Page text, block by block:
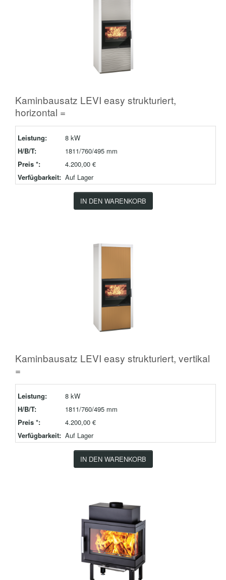
Kaminbausatz LEVI easy strukturiert,
horizontal =
Leistung:
8 kW
H/B/T:
1811/760/495 mm
Preis *:
4.200,00 €
Verfügbarkeit: Auf Lager
IN DEN WARENKORB
Kaminbausatz LEVI easy strukturiert, vertikal
=
Leistung:
8 kW
H/B/T:
1811/760/495 mm
Preis *:
4.200,00 €
Verfügbarkeit: Auf Lager
IN DEN WARENKORB